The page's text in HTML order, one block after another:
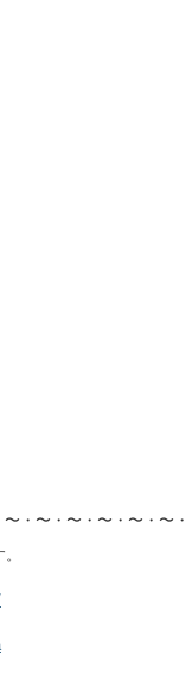
・〜・〜・〜・〜・〜・